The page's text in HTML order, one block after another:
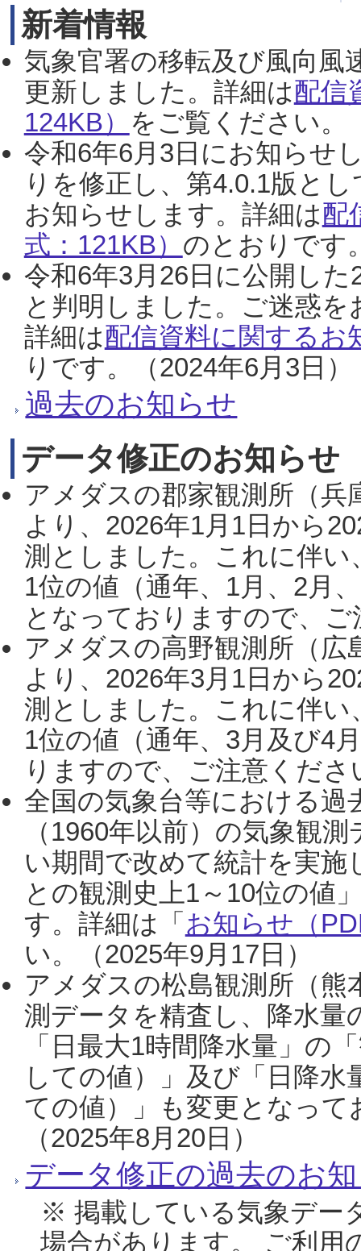
新着情報
気象官署の移転及び風向風
更新しました。詳細は配信
124KB） をご覧ください。
令和6年6月3日にお知らせ
りを修正し、第4.0.1版と
お知らせします。詳細は配
式：121KB） のとおりです
令和6年3月26日に公開し
と判明しました。ご迷惑
詳細は配信資料に関するお
りです。（2024年6月3日）
過去のお知らせ
データ修正のお知らせ
アメダスの郡家観測所（
より、2026年1月1日から
測としました。これに伴い
1位の値（通年、1月、2月
となっておりますので、
アメダスの高野観測所（
より、2026年3月1日から
測としました。これに伴い
1位の値（通年、3月及び4
りますので、ご注意くだ
全国の気象台等における過
（1960年以前）の気象観
い期間で改めて統計を実
との観測史上1～10位の値
す。詳細は「 お知らせ（
い。（2025年9月17日）
アメダスの松島観測所（熊
測データを精査し、降水
「日最大1時間降水量」の
しての値）」及び「日降
ての値）」も変更となっ
（2025年8月20日）
データ修正の過去のお
※ 掲載している気象デー
場合があります。 ご利用